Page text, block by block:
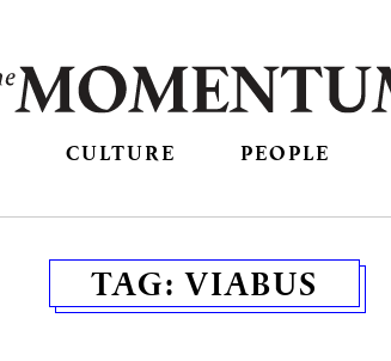
CULTURE PEOPLE
TAG:VIABUS